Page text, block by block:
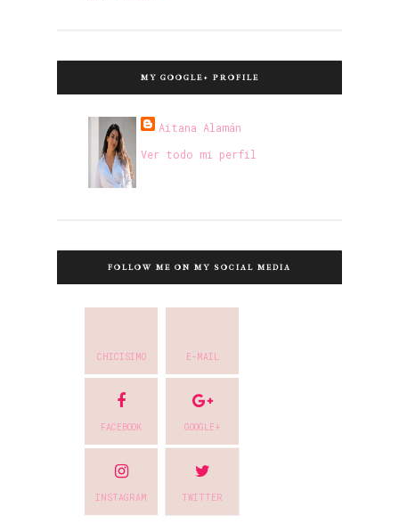
MY GOOGLE+ PROFILE
Aitana Alamán
Ver todo mi perfil
FOLLOW ME ON MY SOCIAL MEDIA
CHICISIMO E-MAIL
FACEBOOK GOOGLE+
INSTAGRAM TWITTER